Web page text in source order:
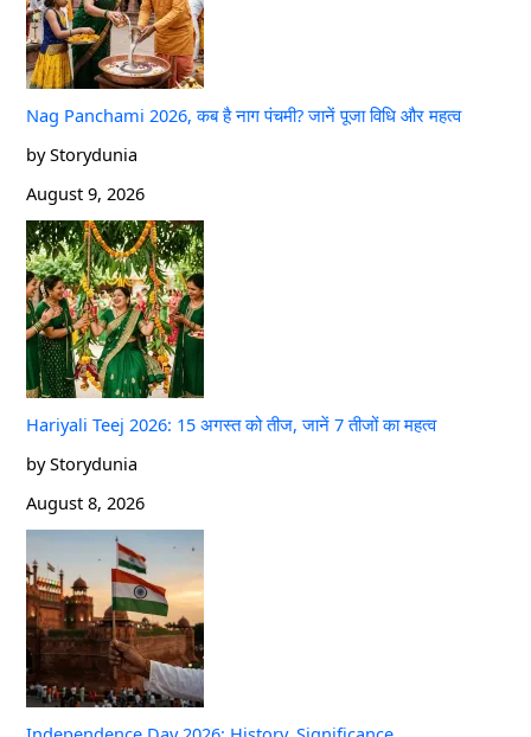
Nag Panchami 2026, कब है नाग पंचमी? जानें पूजा विधि और महत्व
by Storydunia
August 9, 2026
Hariyali Teej 2026: 15 अगस्त को तीज, जानें 7 तीजों का महत्व
by Storydunia
August 8, 2026